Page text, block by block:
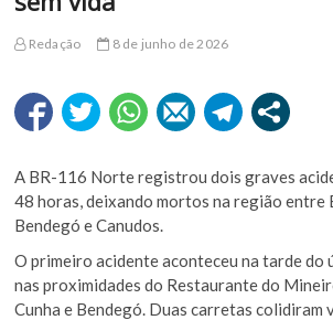
Redação 8 de junho de 2026
A BR-116 Norte registrou dois graves
48 horas, deixando mortos na região entre
Bendegó e Canudos.
O primeiro acidente aconteceu na tarde do
nas proximidades do Restaurante do
Cunha e Bendegó. Duas carretas colidiram